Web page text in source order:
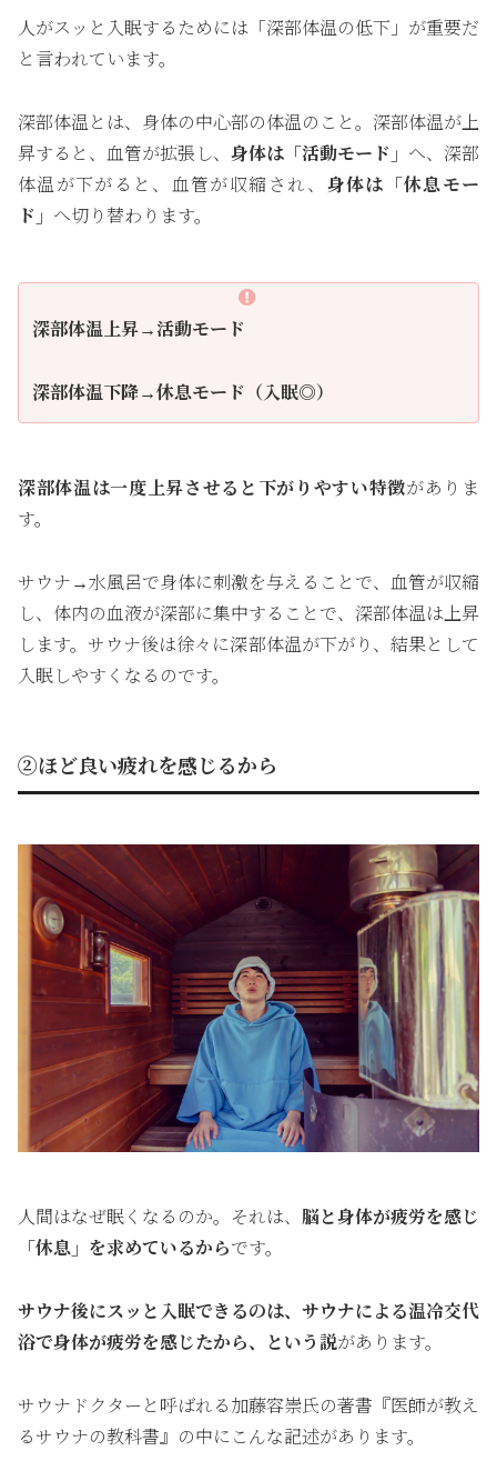
人がスッと入眠するためには「深部体温の低下」が重要だ
と言われています。
深部体温とは、身体の中心部の体温のこと。深部体温が上
昇すると、血管が拡張し、 身体は「活動モード」 へ、深部
体温が下がると、血管が収縮され、 身体は「休息モー
ド」 へ切り替わります。
深部体温上昇→活動モード
深部体温下降→休息モード（入眠◎）
深部体温は一度上昇させると下がりやすい特徴がありま
す。
サウナ→水風呂で身体に刺激を与えることで、血管が収縮
し、体内の血液が深部に集中することで、深部体温は上昇
します。サウナ後は徐々に深部体温が下がり、結果として
入眠しやすくなるのです。
②ほど良い疲れを感じるから
人間はなぜ眠くなるのか。それは、 脳と身体が疲労を感じ
「休息」を求めているからです。
サウナ後にスッと入眠できるのは、サウナによる温冷交代
浴で身体が疲労を感じたから、という説があります。
サウナドクターと呼ばれる加藤容崇氏の著書『医師が教え
るサウナの教科書 』の中にこんな記述があります。